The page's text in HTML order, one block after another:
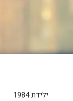
ילידת 1984